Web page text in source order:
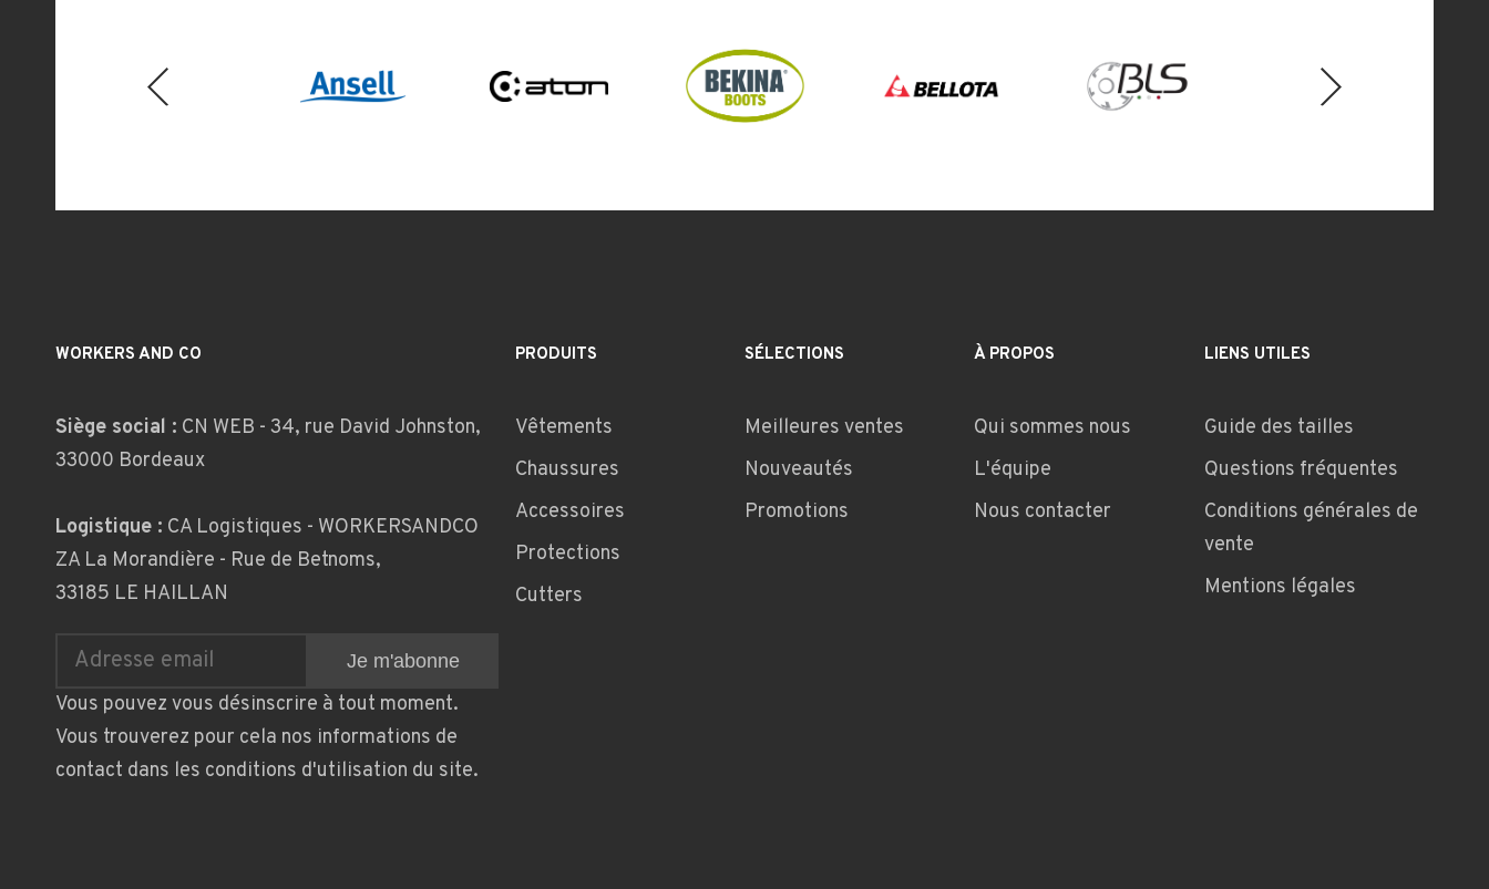
WORKERS AND CO
Siège social : CN WEB - 34, rue David Johnston,
33000 Bordeaux
Logistique : CA Logistiques - WORKERSANDCO
ZA La Morandière - Rue de Betnoms,
33185 LE HAILLAN
Vous pouvez vous désinscrire à tout moment.
Vous trouverez pour cela nos informations de
contact dans les conditions d'utilisation du site.
PRODUITS
Vêtements
Chaussures
Accessoires
Protections
Cutters
SÉLECTIONS
Meilleures ventes
Nouveautés
Promotions
À PROPOS
Qui sommes nous
L'équipe
Nous contacter
LIENS UTILES
Guide des tailles
Questions fréquentes
Conditions générales de
vente
Mentions légales